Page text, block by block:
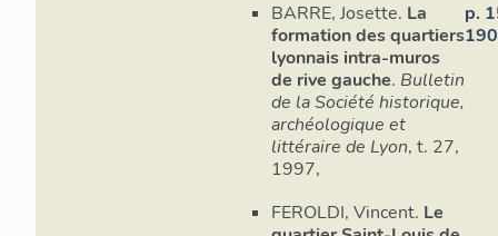
BARRE, Josette. La
formation des quartiers
lyonnais intra-muros
de rive gauche. Bulletin
de la Société historique,
archéologique et
littéraire de Lyon, t. 27,
1997,
p.
190
FEROLDI, Vincent. Le